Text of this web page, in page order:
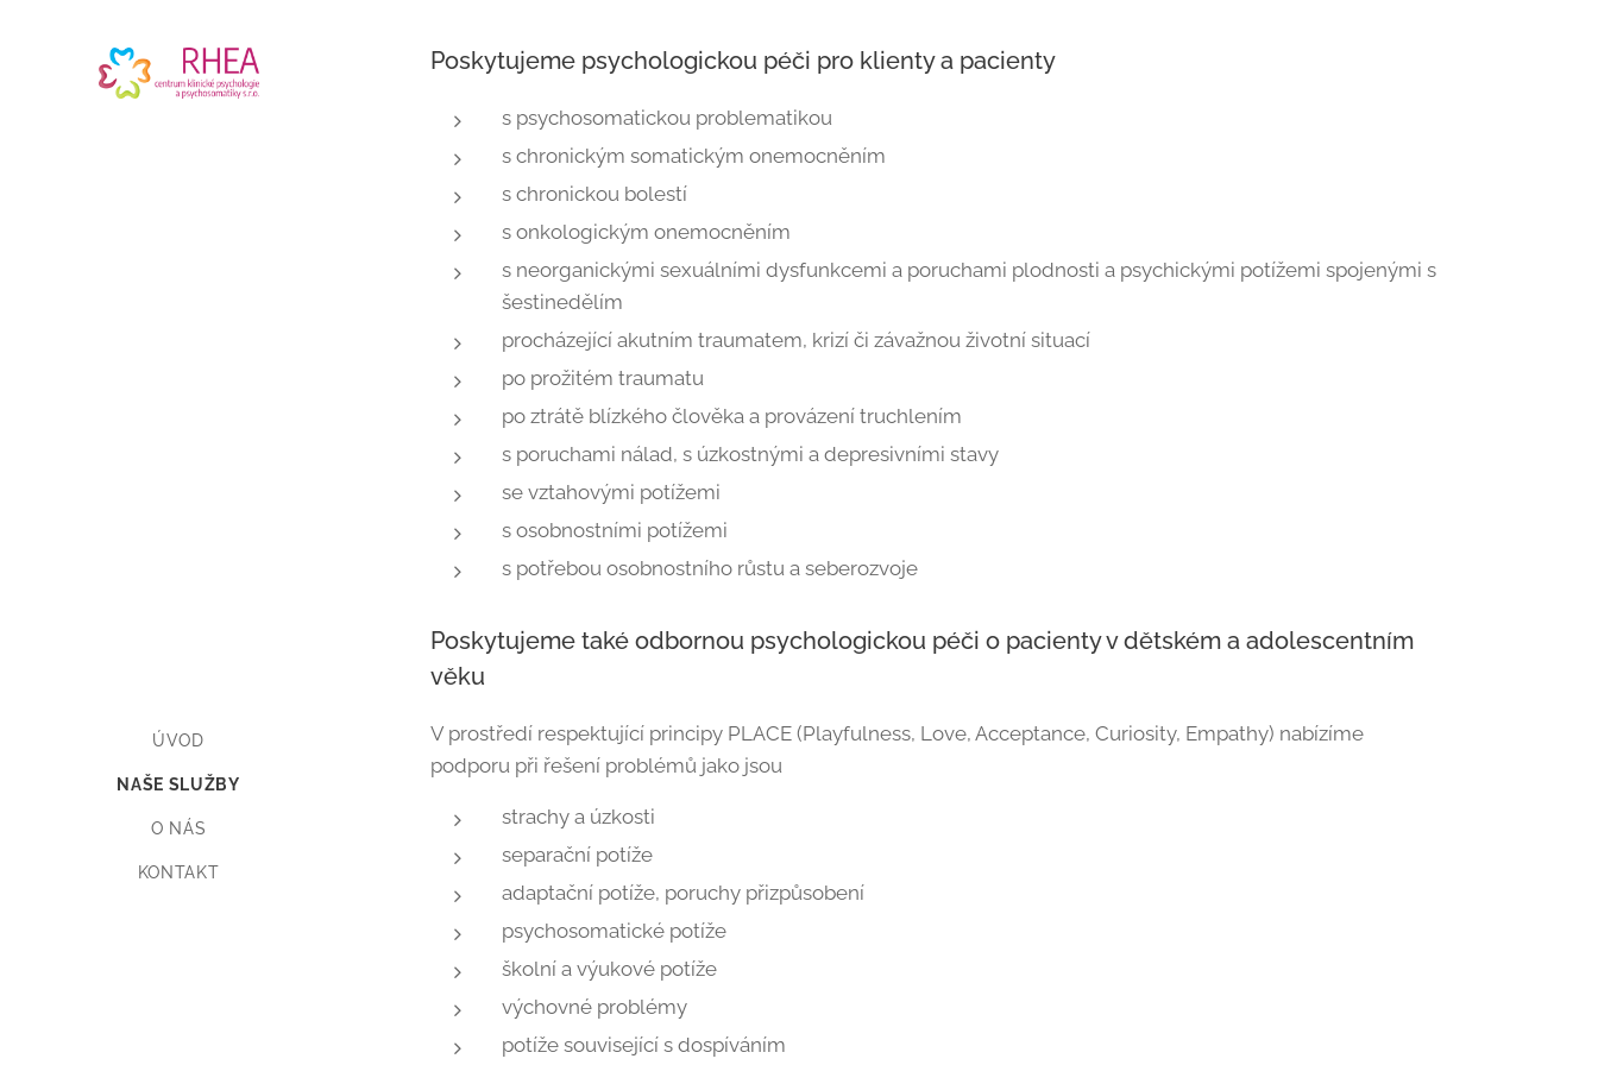
ÚVOD
NAŠE SLUŽBY
O NÁS
KONTAKT
Poskytujeme psychologickou péči pro klienty a pacienty
s psychosomatickou problematikou
s chronickým somatickým onemocněním
s chronickou bolestí
s onkologickým onemocněním
s neorganickými sexuálními dysfunkcemi a poruchami plodnosti a psychickými potížemi spojenými s
šestinedělím
procházející akutním traumatem, krizí či závažnou životní situací
po prožitém traumatu
po ztrátě blízkého člověka a provázení truchlením
s poruchami nálad, s úzkostnými a depresivními stavy
se vztahovými potížemi
s osobnostními potížemi
s potřebou osobnostního růstu a seberozvoje
Poskytujeme také odbornou psychologickou péči o pacienty v dětském a adolescentním
věku
V prostředí respektující principy PLACE (Playfulness, Love, Acceptance, Curiosity, Empathy) nabízíme
podporu při řešení problémů jako jsou
strachy a úzkosti
separační potíže
adaptační potíže, poruchy přizpůsobení
psychosomatické potíže
školní a výukové potíže
výchovné problémy
potíže související s dospíváním